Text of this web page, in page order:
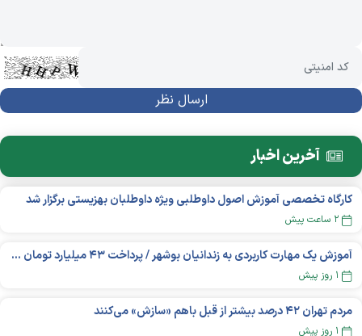
آخرین اخبار
کارگاه تخصصی آموزش اصول داوطلبی ویژه داوطلبان بهزیستی برگزار شد
۲ ساعت پیش
آموزش یک مهارت کاربردی به زندانیان بوشهر / پرداخت ۴۳ میلیارد تومان تسهیلات خوداشتغالی
۱ روز پیش
مردم تهران ۴۲ درصد بیشتر از قبل باهم «سازش» می‌کنند
۱ روز پیش